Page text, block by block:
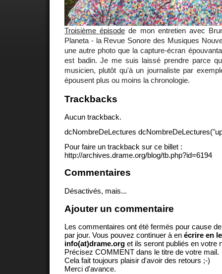
Troisième épisode de mon entretien avec
Planeta - la Revue Sonore des Musiques
une autre photo que la capture-écran
est badin. Je me suis laissé prendre parce
musicien, plutôt qu'à un journaliste par
épousent plus ou moins la chronologie.
Trackbacks
Aucun trackback.
dcNombreDeLectures
Pour faire un trackback sur ce billet :
http://archives.drame.org/blog/tb.php?id=6194
Commentaires
Désactivés, mais...
Ajouter un commentaire
Les commentaires ont été fermés pour cause
par jour. Vous pouvez continuer à en écrire en
info(at)drame.org et ils seront publiés en votre
Précisez COMMENT dans le titre de votre mail.
Cela fait toujours plaisir d'avoir des retours ;-)
Merci d'avance.